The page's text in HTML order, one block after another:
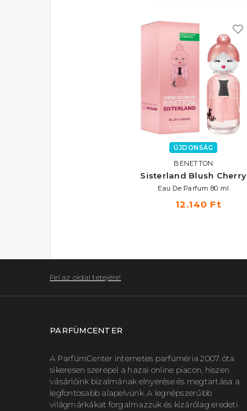
ÚJDONSÁG
BENETTON
Sisterland Blush Cherry
Eau De Parfum 80 ml
12.140 Ft
Fel az oldal tetejére!
PARFÜMCENTER
A ParfümCenter internetes parfüméria 2007. óta
sikeresen szerepel a hazai online piacon, hiszen
vásárlóink bizalmának elnyerése és megtartása a
legfontosabb alapelvünk. A legnépszerűbb
világmárkákat forgalmazzuk és kizárólag eredeti